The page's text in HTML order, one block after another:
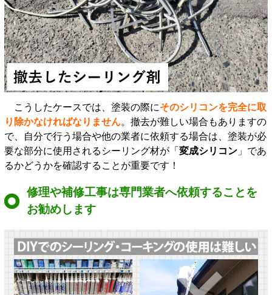
こうしたケースでは、塗装の際にそのシリコンを完全に取
り除かなければなりません。撤去が難しい場合もありますの
で、自分で行う場合や他の業者に依頼する場合は、塗装が必
要な部分に使用されるシーリング材が「 変成シリコン 」であ
るかどうかを確認することが重要です！
修理や補修工事は専門業者へ依頼することを
お勧めします